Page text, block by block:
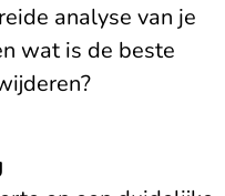
analyse van je
wat is de beste